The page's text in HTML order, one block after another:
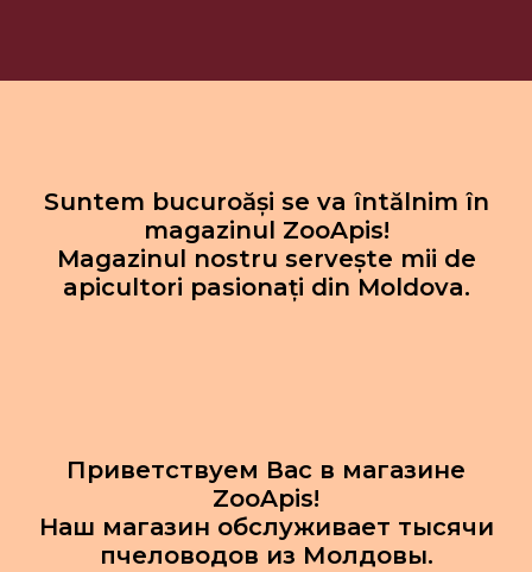
Suntem bucuroăși se va întălnim în
magazinul ZooApis!
Magazinul nostru servește mii de
apicultori pasionați din Moldova.
Приветствуем Вас в магазине
ZooApis!
Наш магазин обслуживает тысячи
пчеловодов из Молдовы.